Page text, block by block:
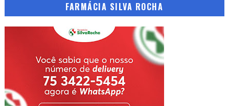
FARMÁCIA SILVA ROCHA